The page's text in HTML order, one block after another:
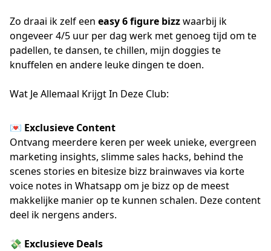
Zo draai ik zelf een easy 6 figure bizzwaarbij ik
ongeveer 4/5 uur per dag werk met genoeg tijd om te
padellen, te dansen, te chillen, mijn doggies te
knuffelen en andere leuke dingen te doen.
Wat Je Allemaal Krijgt In Deze Club:
💌 Exclusieve Content
Ontvang meerdere keren per week unieke, evergreen
marketing insights, slimme sales hacks, behind the
scenes stories en bitesize bizz brainwaves via korte
voice notes in Whatsapp om je bizz op de meest
makkelijke manier op te kunnen schalen. Deze content
deel ik nergens anders.
💸 Exclusieve Deals